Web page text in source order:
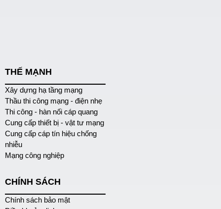
THẾ MẠNH
Xây dựng hạ tầng mạng
Thầu thi công mạng - điện nhẹ
Thi công - hàn nối cáp quang
Cung cấp thiết bị - vật tư mạng
Cung cấp cáp tín hiệu chống
nhiễu
Mạng công nghiệp
CHÍNH SÁCH
Chính sách bảo mật